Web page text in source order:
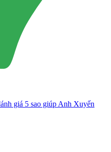
giá 5 sao giúp Anh Xuyến